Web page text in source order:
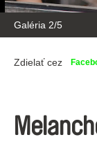
Galéria 2/5
Zdielať cez